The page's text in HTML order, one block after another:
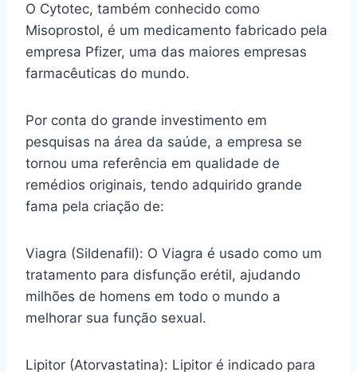
O Cytotec, também conhecido como
Misoprostol, é um medicamento fabricado pela
empresa Pfizer, uma das maiores empresas
farmacêuticas do mundo.
Por conta do grande investimento em
pesquisas na área da saúde, a empresa se
tornou uma referência em qualidade de
remédios originais, tendo adquirido grande
fama pela criação de:
Viagra (Sildenafil): O Viagra é usado como um
tratamento para disfunção erétil, ajudando
milhões de homens em todo o mundo a
melhorar sua função sexual.
Lipitor (Atorvastatina): Lipitor é indicado para